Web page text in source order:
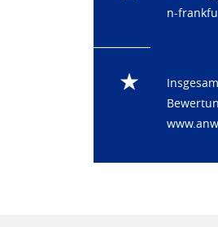
n-